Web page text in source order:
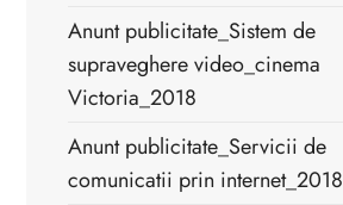
Anunt publicitate_Sistem de
supraveghere video_cinema
Victoria_2018
Anunt publicitate_Servicii de
comunicatii prin internet_2018